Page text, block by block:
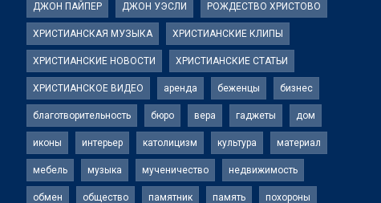
ДЖОН ПАЙПЕР ДЖОН УЭСЛИ РОЖДЕСТВО ХРИСТОВО
ХРИСТИАНСКАЯ МУЗЫКА ХРИСТИАНСКИЕ КЛИПЫ
ХРИСТИАНСКИЕ НОВОСТИ ХРИСТИАНСКИЕ СТАТЬИ
ХРИСТИАНСКОЕ ВИДЕО аренда беженцы бизнес
благотворительность бюро вера гаджеты дом
иконы интерьер католицизм культура материал
мебель музыка мученичество недвижимость
обмен общество памятник память похороны